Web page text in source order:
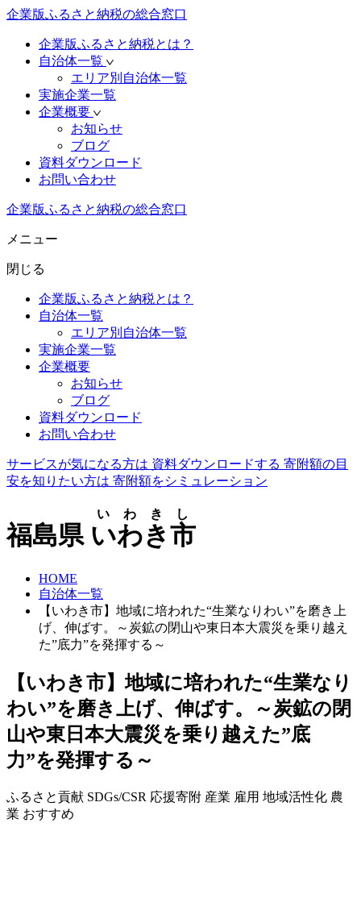
企業版ふるさと納税の総合窓口
企業版ふるさと納税とは？
自治体一覧
エリア別自治体一覧
実施企業一覧
企業概要
お知らせ
ブログ
資料ダウンロード
お問い合わせ
企業版ふるさと納税の総合窓口
メニュー
閉じる
企業版ふるさと納税とは？
自治体一覧
エリア別自治体一覧
実施企業一覧
企業概要
お知らせ
ブログ
資料ダウンロード
お問い合わせ
サービスが気になる方は 資料ダウンロードする 寄附額の目
安を知りたい方は 寄附額をシミュレーション
福島県 いわき市
いわきし
HOME
自治体一覧
【いわき市】地域に培われた“生業なりわい”を磨き上
げ、伸ばす。～炭鉱の閉山や東日本大震災を乗り越え
た”底力”を発揮する～
【いわき市】地域に培われた“生業なり
わい”を磨き上げ、伸ばす。～炭鉱の閉
山や東日本大震災を乗り越えた”底
力”を発揮する～
ふるさと貢献 SDGs/CSR 応援寄附 産業 雇用 地域活性化 農
業 おすすめ